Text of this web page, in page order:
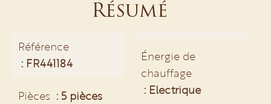
Résumé
Référence
FR441184
Pièces 5 pièces
Énergie de
chauffage
Electrique